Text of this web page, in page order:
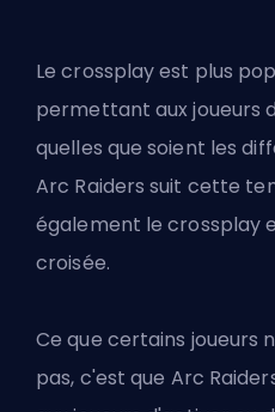
Le crossplay est plus
permettant aux joueurs
quelles que soient les
Arc Raiders suit cette
également le crossplay
croisée.
Ce que certains joueurs
pas, c'est que Arc